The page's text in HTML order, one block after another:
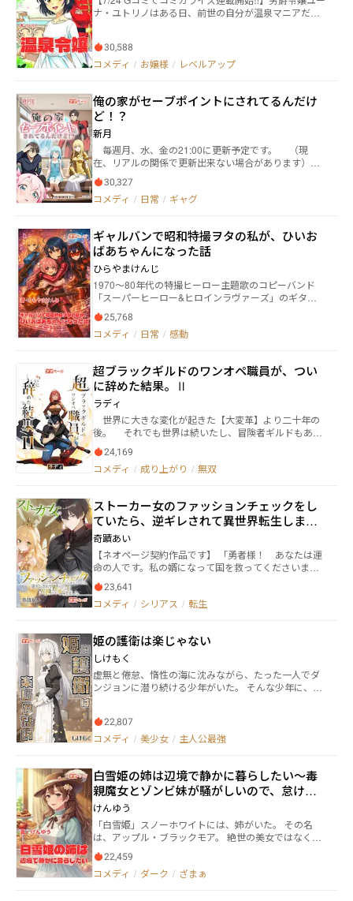
ya.jimdofree.com/ カクヨム版→https://kakuyomu.jp/wo
rks/16818093094498790037 小説家になろう版→http
ナ・ユトリノはある日、前世の自分が温泉マニアだっ
ニック、王宮のパーティーを秒で逃げ出すユーナ。自
宅にお風呂を作ろうとするが……？ お風呂に入るた
30,588
コメディ / お嬢様 / レベルアップ
俺の家がセーブポイントにされてるんだけ
ど！？
新月
毎週月、水、金の21:00に更新予定です。 （現
在、リアルの関係で更新出来ない場合があります）
「あなたの家、セーブポイントにさせて貰うから！」
「はっ？」 ある日、女神が我が家に現れ、目の前に
セーブポイントを設置した。 その日以来、我が家の
ーロー、魔法少女、ドクター、カードゲーマー、エル
フ、宇宙飛行士。 他にも様々な世界の、主人公と言
えそうな奴らがやってくる。 我が家のセーブポイン
トにデータを保存するために。 セーブ目的もあれ
ば、単に休憩所としての使用、はたまたこの世界での
旅行など。 様々な方法で活用しようとする異世界の
主人公達。 テメエら当たり前のように人の家不法侵
入してんじゃねえよ！？ 様々な世界の主人公達の
交流。 時には詰みセーブをしてしまった事の相談を
流、時にはこの世界で一緒に買い物など。 我が家の
未来はどうなる！？ この作品はハーメルンにも転
載しています。
30,327
コメディ / 日常 / ギャグ
ギャルバンで昭和特撮ヲタの私が、ひいお
ばあちゃんになった話
ひらやまけんじ
1970～80年代の特撮ヒーロー主題歌のコピーバンド
「スーパーヒーロー&ヒロインラヴァーズ」のギター
ボーカルである味蕾来夢【みらいらいむ】は、自身の
音楽活動が全くウケない現状に不満を抱いていた。
同時期にデビューした中学時代の同級生オーヴァー・
上げている事も彼女のストレスと嫉妬を増加させる原
因となっていた。 そんなある日、来夢の前に青年と
幼女が現れる。 青年は言った。 「―貴女の孫だ
よ。突然で悪いんだけどさ、俺の娘をしばらく預かっ
てくんない？」 幼女は言う。 「―貴女の曾孫な
のじゃ！ひいおばあ様！お世話よろしくな！」 あり
得ない状況に来夢は叫ぶ！ 「ギャルバンで昭和特撮
ヲタの私が、突然ひいおばあちゃんになったんだ
が！？えっ？マジでー！！？？」 これは、ある日突
少女の笑いアリ、涙アリ（ホント？）の日常生活を描
くという予定の物語であったりするのである！！（多
分）
25,768
コメディ / 日常 / 感動
超ブラックギルドのワンオペ職員が、つい
に辞めた結果。Ⅱ
ラディ
世界に大きな変化が起きた【大変革】より二十年の
後。 それでも世界は続いたし、冒険者ギルドもあっ
た。 魔物と戦い人々を救うかつての冒険者に憧れた
少年は田舎から飛び出した。 しかし、小心者な少年
は冒険者にはならず、ギルドの職員になってしまっ
も夢を捨てきれない少年は職員を続けて、やがて青年
になった。 しかし、青年の働くギルドはブラックど
ころか超ブラック。 ワンオペで働き続けた青年は。
ついに、辞めることにしたようだ。 青年が辞めた
ことによる影響、辞めた青年の活躍による影響。 影
響は伝播し様々な影響を生む。 その伝播して行く影
響の果てにある、結果とは。 本作は 『超ブラック
ギルドのワンオペ職員が、ついに辞めた結果。』の続
編となります！ よろしければ前作も併せてお読みい
推奨、縦組み横組みは両対応しています。 ※この物
語は、法律・法令に反する行為を容認・推奨するもの
ではありません。
24,169
コメディ / 成り上がり / 無双
ストーカー女のファッションチェックをし
ていたら、逆ギレされて異世界転生しまし
た。
奇蹟あい
【ネオページ契約作品です】 「勇者様！ あなたは運
命の人です。私の婿になって国を救ってくださいま
せ」 ラブロマンス作品かな？ と思わせるような一文
から始まる――。 ≪ストーカー女 vs ファッションチェッ
ク男≫ 一切かみ合うことのない2人による激しい（ラ
リスの国を救う？ 若干、中二病が入っているコータく
んも大満足（？）の異能力バトル＆異世界転生ファン
タジー！ ※ファッション対決あり、場外乱闘（アルバ
イト先乱入）あり、聖剣アルデギオンによる攻撃あ
り！ ※もちろんラブもコメディーもあるよ！ ～～～～
なって国を救う約束を？」 「知らん知らん！ 見た目
がタイプでも、ストーカー女と結婚する気なんてない
よ」 なーんて言っていたら……そうです。刺されます
がたい言葉を無視したせいでしょうかね。 そんな反省
をしてももう遅いですよ……。 気づいたら、異世界転
生しちゃっていました。 本作の見どころは、ジレジレ
感満載の恋の行方……？ そして次々に現れるヒロイン
候補たち。 これはハーレムモノなのか？ いいえ、違い
ます。 嫉妬に狂う超重めヤンデレストーカー女の攻撃
を回避しつつ、たくさんのヒロイン候補たちとお近づ
きに……なれるといいね？
23,641
コメディ / シリアス / 転生
姫の護衛は楽じゃない
しけもく
虚無と倦怠、惰性の海に沈みながら、たった一人でダ
ンジョンに潜り続ける少年がいた。 そんな少年に、声
男はこう言った。 「お前、ウチで仕事やらねぇか」 そ
うして流されるまま、少年は男の世話になる。 男の元
も護れなかった少年に生きる意味を与えていた。 数年
後、少年に新たな任務が与えられる。 それはとある令
嬢の護衛。安全が確保されるまでの間、共に学園へ通
い護衛する。 少年は二つ返事で仕事を引き受ける。特
に変わりのない、いつもどおりの仕事だと。 だが上司
である男は言った。 「ちなみに女子校だから。お前女
装してメイドね」 こうして、少年の苦難の日々が幕を
開けた。
22,807
コメディ / 美少女 / 主人公最強
白雪姫の姉は辺境で静かに暮らしたい〜毒
親魔女とゾンビ妹が騒がしいので、怠け者
公爵との激甘スイーツ生活を死守しま
す！〜
けんゆう
「白雪姫」スノーホワイトには、姉がいた。 その名
は、アップル・ブラックモア。 絶世の美女ではなく、
魔法の才能もない。 平民育ちの義理の姉。 魔女の母親
に育児放棄されて、下働きと家事を押し付けられなが
ら生きてきた彼女。 母親が国王の後妻になり、アップ
22,459
コメディ / ダーク / ざまぁ